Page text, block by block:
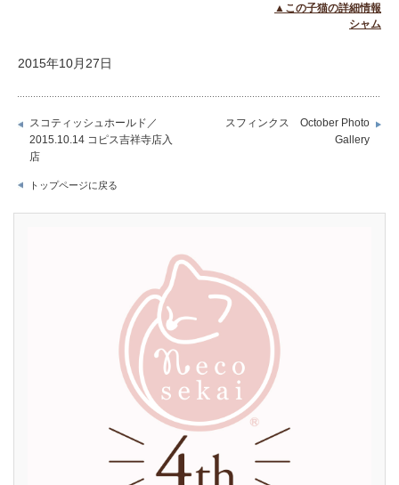
▲この子猫の詳細情報
シャム
2015年10月27日
スコティッシュホールド／
2015.10.14 コピス吉祥寺店入
店
スフィンクス October Photo
Gallery
トップページに戻る